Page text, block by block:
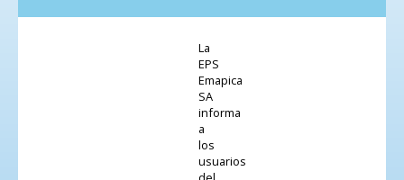
La
EPS
Emapica
SA
informa
a
los
usuarios